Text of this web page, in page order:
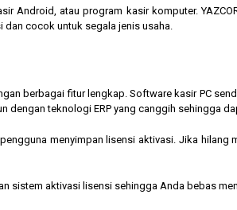
Android, atau program kasir komputer.
dan cocok untuk segala jenis usaha.
berbagai fitur lengkap. Software kasir PC
dengan teknologi ERP yang canggih sehingga
menyimpan lisensi aktivasi. Jika
sistem aktivasi lisensi sehingga Anda bebas